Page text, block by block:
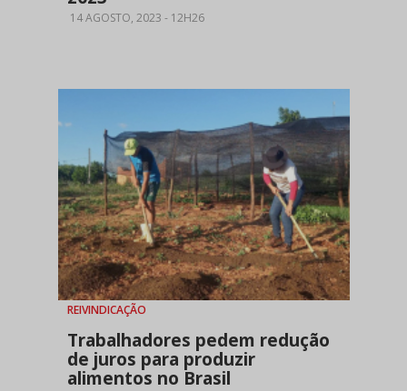
14 AGOSTO, 2023 - 12H26
REIVINDICAÇÃO
Trabalhadores pedem redução
de juros para produzir
alimentos no Brasil